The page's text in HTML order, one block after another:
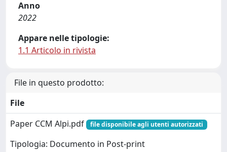
Anno
2022
Appare nelle tipologie:
1.1 Articolo in rivista
File in questo prodotto:
File
Paper CCM Alpi.pdf
file disponibile agli utenti autorizzati
Tipologia: Documento in Post-print